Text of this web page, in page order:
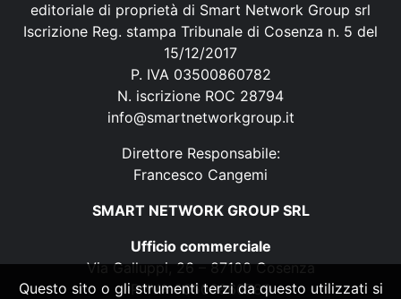
editoriale di proprietà di Smart Network Group srl
Iscrizione Reg. stampa Tribunale di Cosenza n. 5 del
15/12/2017
P. IVA 03500860782
N. iscrizione ROC 28794
info@smartnetworkgroup.it
Direttore Responsabile:
Francesco Cangemi
SMART NETWORK GROUP SRL
Ufficio commerciale
Via Galluppi, 26 – 87100 Cosenza
P. IVA 03500860782
Questo sito o gli strumenti terzi da questo utilizzati si